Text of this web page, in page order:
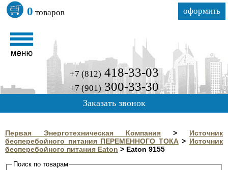
0 товаров оформить
+7 (812) 418-33-03
+7 (901) 300-33-30
Заказать звонок
Первая Энерготехническая Компания > Источник
бесперебойного питания ПЕРЕМЕННОГО ТОКА> Источник
бесперебойного питания Eaton > Eaton 9155
Поиск по товарам